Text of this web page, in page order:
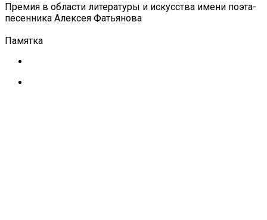
Премия в области литературы и искусства имени поэта-
песенника Алексея Фатьянова
Памятка